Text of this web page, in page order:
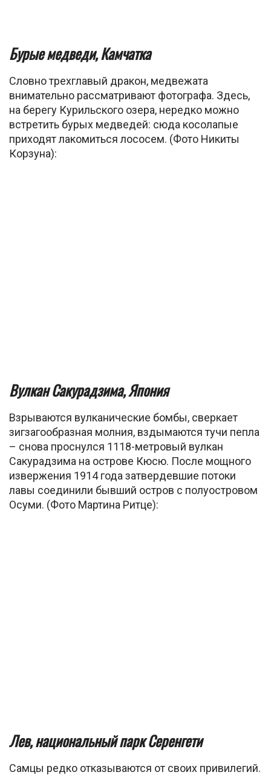
Бурые медведи, Камчатка
Словно трехглавый дракон, медвежата
внимательно рассматривают фотографа. Здесь,
на берегу Курильского озера, нередко можно
встретить бурых медведей: сюда косолапые
приходят лакомиться лососем. (Фото Никиты
Корзуна):
Вулкан Сакурадзима, Япония
Взрываются вулканические бомбы, сверкает
зигзагообразная молния, вздымаются тучи пепла
– снова проснулся 1118-метровый вулкан
Сакурадзима на острове Кюсю. После мощного
извержения 1914 года затвердевшие потоки
лавы соединили бывший остров с полуостровом
Осуми. (Фото Мартина Ритце):
Лев, национальный парк Серенгети
Самцы редко отказываются от своих привилегий.